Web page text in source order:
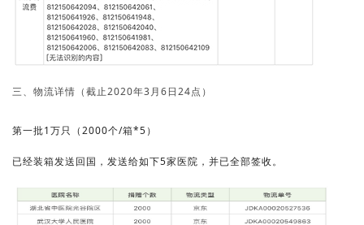
三、物流详情（截止2020年3月6日24点）
第一批1万只（2000个/箱*5）
已经装箱发送回国，发送给如下5家医院，并已全部签收。